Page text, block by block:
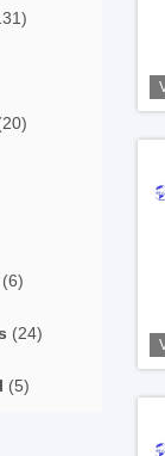
(6)
(24)
(5)